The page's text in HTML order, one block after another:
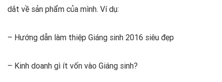
dắt về sản phẩm của mình. Ví dụ:
– Hướng dẫn làm thiệp Giáng sinh 2016 siêu đẹp
– Kinh doanh gì ít vốn vào Giáng sinh?